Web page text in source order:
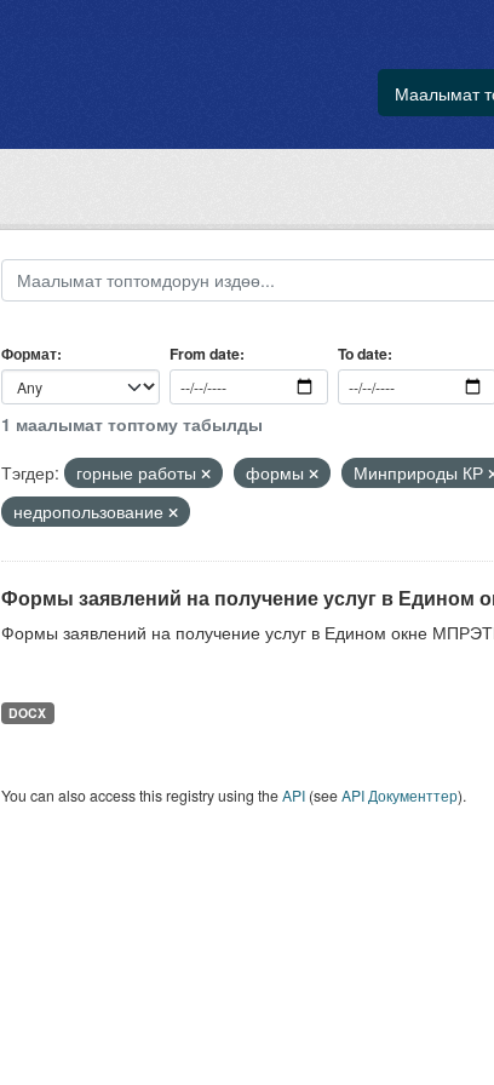
Маалымат
Формат From date To date
1 маалымат топтому табылды
Тэгдер:
горные работы формы Минприроды КР
недропользование
Формы заявлений на получение услуг в Едином
Формы заявлений на получение услуг в Едином окне
DOCX
You can also access this registry using theAPI(seeAPI Документтер).